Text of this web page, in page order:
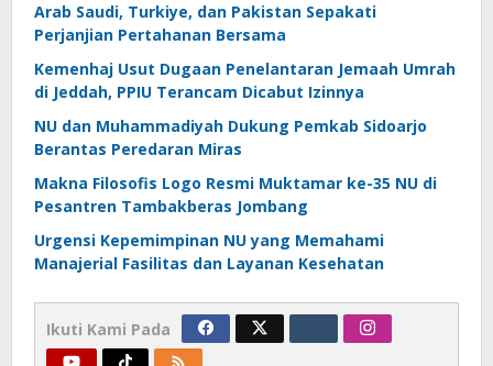
Arab Saudi, Turkiye, dan Pakistan Sepakati
Perjanjian Pertahanan Bersama
Kemenhaj Usut Dugaan Penelantaran Jemaah Umrah
di Jeddah, PPIU Terancam Dicabut Izinnya
NU dan Muhammadiyah Dukung Pemkab Sidoarjo
Berantas Peredaran Miras
Makna Filosofis Logo Resmi Muktamar ke-35 NU di
Pesantren Tambakberas Jombang
Urgensi Kepemimpinan NU yang Memahami
Manajerial Fasilitas dan Layanan Kesehatan
Ikuti Kami Pada